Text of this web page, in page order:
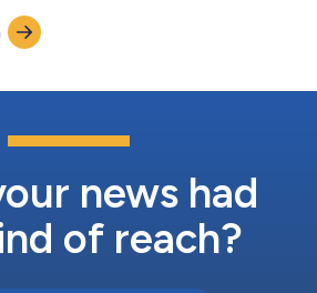
der in der globalen Handels- und
für herausragende Leistungen setzt.
news had
of reach?